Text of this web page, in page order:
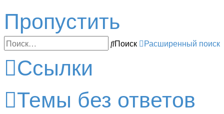
Пропустить
Поиск Расширенный поиск
Ссылки
Темы без ответов